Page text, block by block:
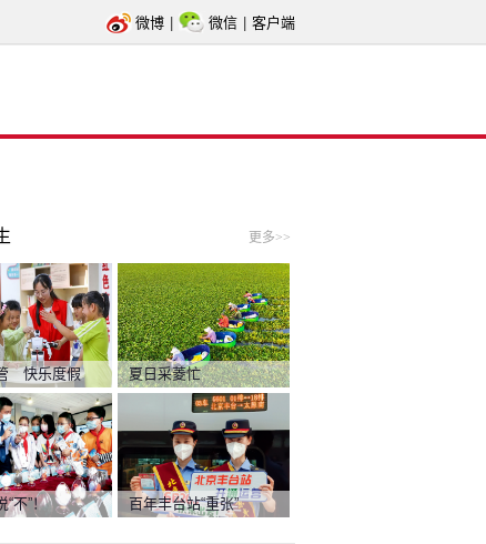
微博 微信 客户端
更多>>
快乐度假 夏日采菱忙
“不”！ 百年丰台站“重张”